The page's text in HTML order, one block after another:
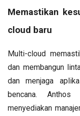
Memastikan
cloud baru
Multi-cloud
dan membangun
dan menjaga
bencana. Anthos
menyediakan